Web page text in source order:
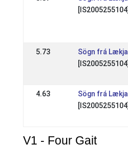
[IS2005255104]
5.73
Sögn frá
[IS2005255104]
4.63
Sögn frá
[IS2005255104]
V1 - Four Gait